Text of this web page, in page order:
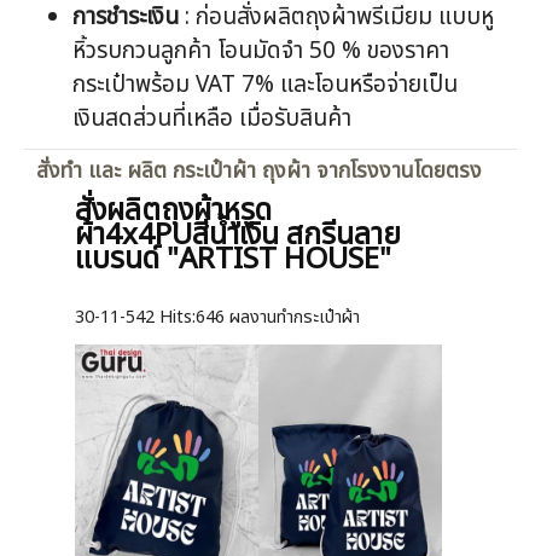
การชำระเงิน : ก่อนสั่งผลิตถุงผ้าพรีเมียม แบบหู
หิ้วรบกวนลูกค้า โอนมัดจำ 50 % ของราคา
กระเป๋าพร้อม VAT 7% และโอนหรือจ่ายเป็น
เงินสดส่วนที่เหลือ เมื่อรับสินค้า
สั่งทำ และ ผลิต กระเป๋าผ้า ถุงผ้า จากโรงงานโดยตรง
สั่งผลิตถุงผ้าหูรูด
ผ้า4x4PUสีน้ำเงิน สกรีนลาย
แบรนด์ "ARTIST HOUSE"
30-11-542 Hits:646 ผลงานทำกระเป๋าผ้า